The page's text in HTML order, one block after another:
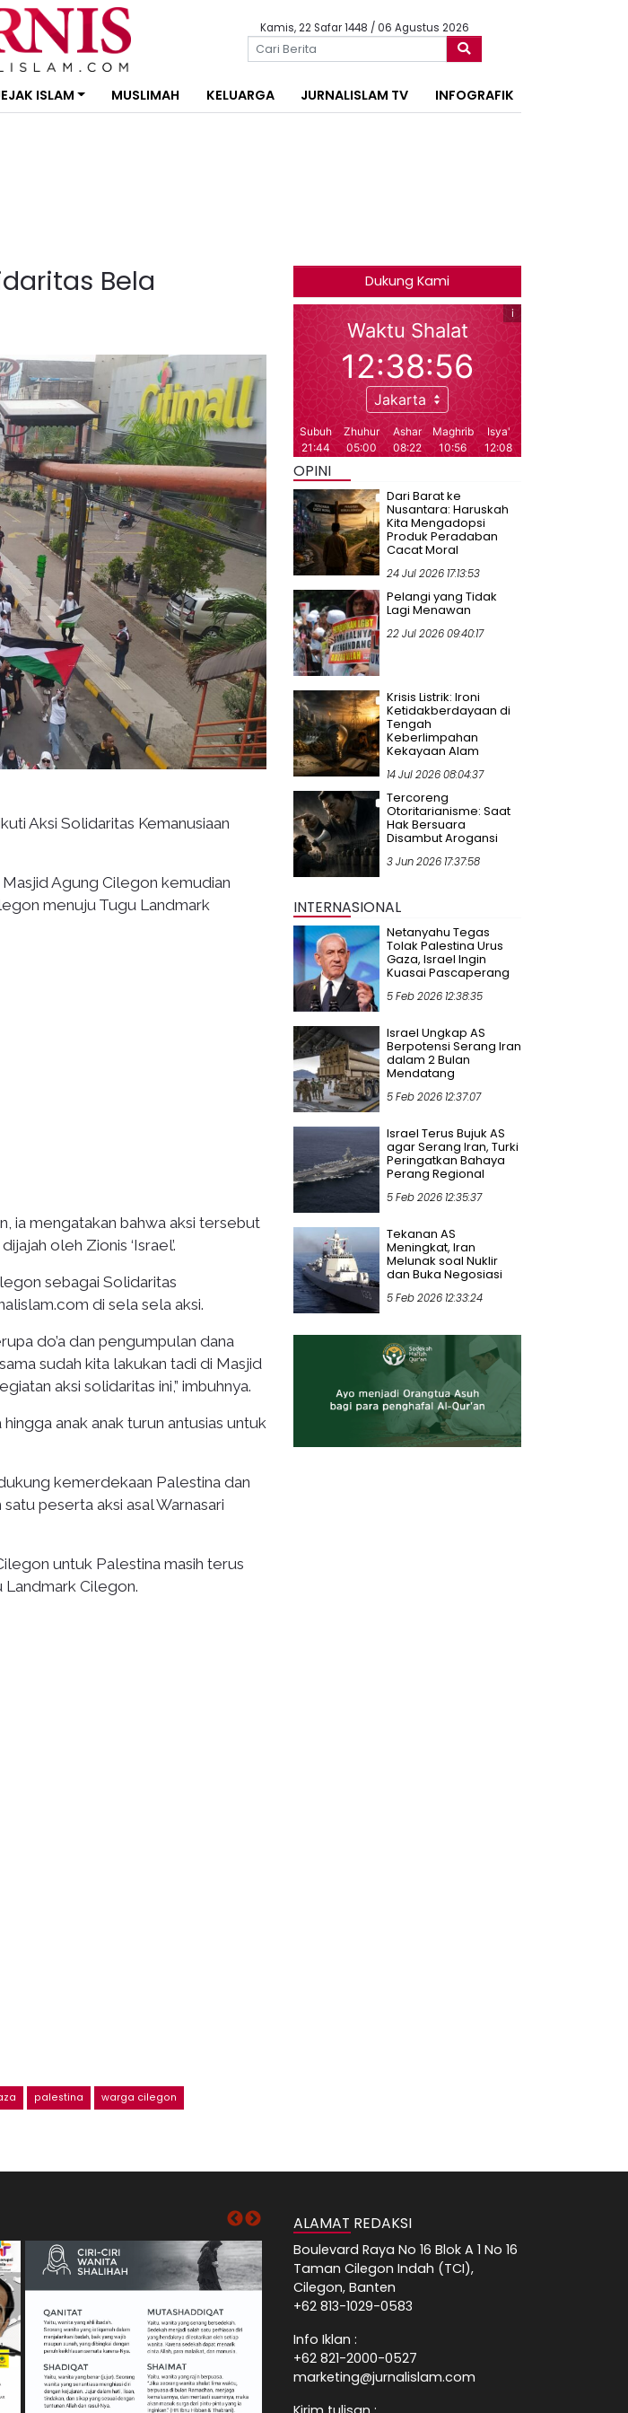
Kamis, 22 Safar 1448 / 06 Agustus 2026
ISLAM MUSLIMAH KELUARGA JURNALISLAM TV INFOGRAFIK
Bela
Aksi Solidaritas Kemanusiaan
Agung Cilegon kemudian
menuju Tugu Landmark
ia mengatakan bahwa aksi tersebut
oleh Zionis ‘Israel’.
sebagai Solidaritas
di sela sela aksi.
do’a dan pengumpulan dana
sudah kita lakukan tadi di Masjid
aksi solidaritas ini,” imbuhnya.
anak anak turun antusias untuk
kemerdekaan Palestina dan
peserta aksi asal Warnasari
untuk Palestina masih terus
Cilegon.
palestina warga cilegon
Dukung Kami
OPINI
Dari Barat ke
Nusantara: Haruskah
Kita Mengadopsi
Produk Peradaban
Cacat Moral
24 Jul 2026 17:13:53
Pelangi yang Tidak
Lagi Menawan
22 Jul 2026 09:40:17
Krisis Listrik: Ironi
Ketidakberdayaan di
Tengah
Keberlimpahan
Kekayaan Alam
14 Jul 2026 08:04:37
Tercoreng
Otoritarianisme: Saat
Hak Bersuara
Disambut Arogansi
3 Jun 2026 17:37:58
INTERNASIONAL
Netanyahu Tegas
Tolak Palestina Urus
Gaza, Israel Ingin
Kuasai Pascaperang
5 Feb 2026 12:38:35
Israel Ungkap AS
Berpotensi Serang Iran
dalam 2 Bulan
Mendatang
5 Feb 2026 12:37:07
Israel Terus Bujuk AS
agar Serang Iran, Turki
Peringatkan Bahaya
Perang Regional
5 Feb 2026 12:35:37
Tekanan AS
Meningkat, Iran
Melunak soal Nuklir
dan Buka Negosiasi
5 Feb 2026 12:33:24
ALAMAT REDAKSI
Boulevard Raya No 16 Blok A 1 No 16
Taman Cilegon Indah (TCI),
Cilegon, Banten
+62 813-1029-0583
Info Iklan :
+62 821-2000-0527
marketing@jurnalislam.com